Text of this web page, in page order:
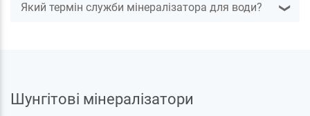
Який термін служби мінералізатора для води? ❯
Шунгітові мінералізатори